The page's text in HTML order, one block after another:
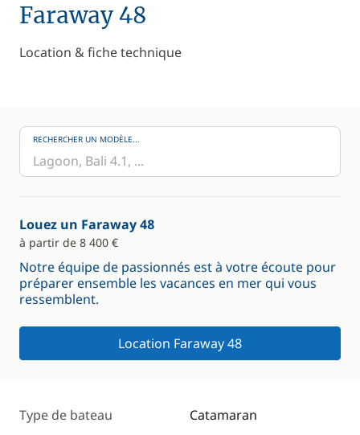
Faraway 48
Location & fiche technique
RECHERCHER UN MODÈLE...
Louez un Faraway 48
à partir de 8 400 €
Notre équipe de passionnés est à votre écoute pour
préparer ensemble les vacances en mer qui vous
ressemblent.
Location Faraway 48
Type de bateau Catamaran